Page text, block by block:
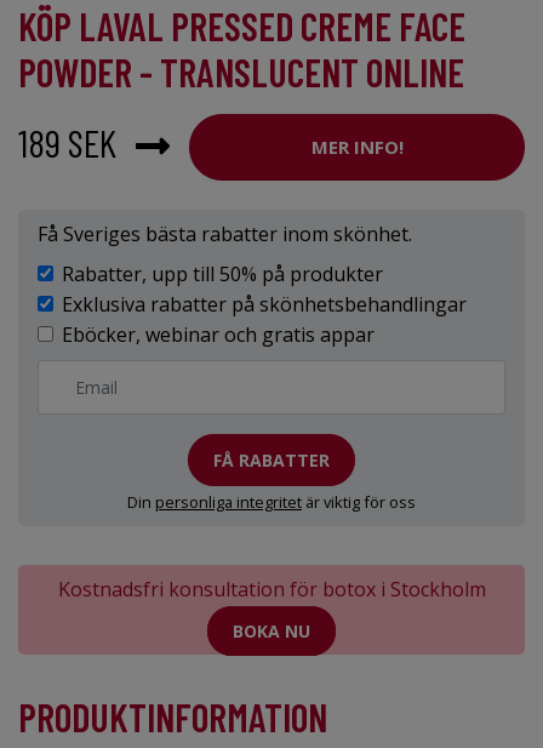
KÖP LAVAL PRESSED CREME FACE
POWDER - TRANSLUCENT ONLINE
189 SEK
MER INFO!
Få Sveriges bästa rabatter inom skönhet.
Rabatter, upp till 50% på produkter
Exklusiva rabatter på skönhetsbehandlingar
Eböcker, webinar och gratis appar
FÅ RABATTER
Din personliga integritet är viktig för oss
Kostnadsfri konsultation för botox i Stockholm
BOKA NU
PRODUKTINFORMATION